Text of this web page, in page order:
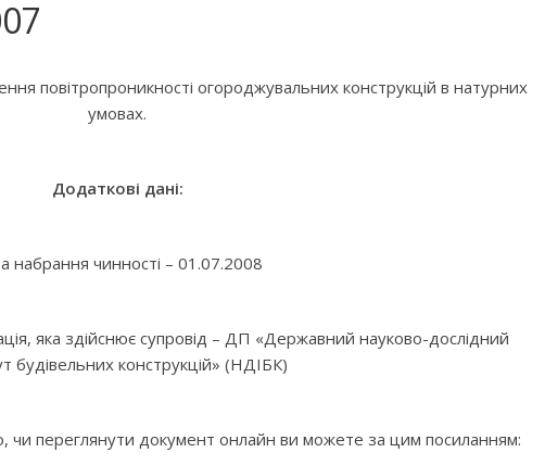
повітропроникності огороджувальних конструкцій в натурних
умовах.
Додаткові дані:
набрання чинності – 01.07.2008
яка здійснює супровід – ДП «Державний науково-дослідний
будівельних конструкцій» (НДІБК)
чи переглянути документ онлайн ви можете за цим посиланням: